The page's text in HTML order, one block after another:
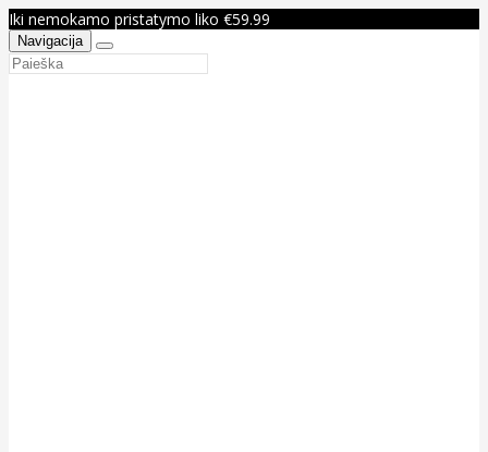
Iki nemokamo pristatymo liko €59.99
Navigacija